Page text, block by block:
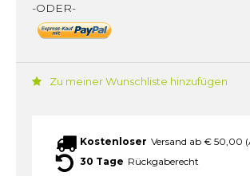
-ODER-
Zu meiner Wunschliste hinzufügen
Kostenloser Versand ab € 50,00
30 Tage Rückgaberecht